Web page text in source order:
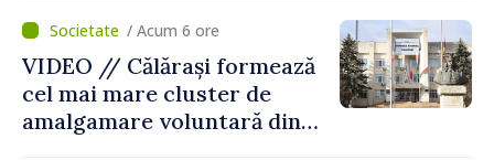
control vamal cu un scanner
performant/ Acum 6 ore
VIDEO // Călărași formează
cel mai mare cluster de
amalgamare voluntară din